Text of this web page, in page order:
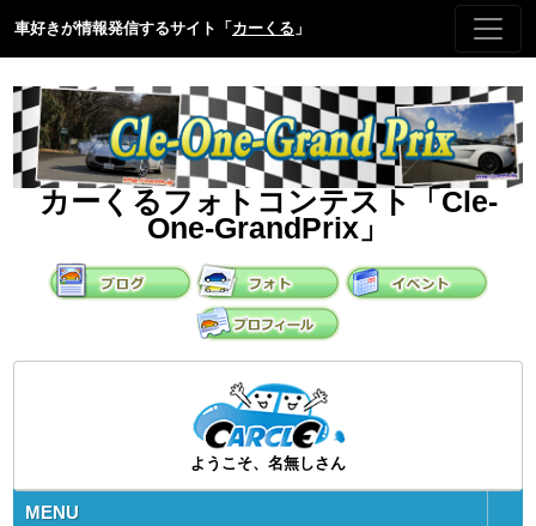
車好きが情報発信するサイト「 カーくる 」
カーくるフォトコンテスト「Cle-
One-GrandPrix」
ようこそ、名無しさん
MENU